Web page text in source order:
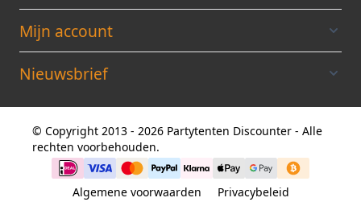
Mijn account
Nieuwsbrief
© Copyright 2013 - 2026 Partytenten Discounter - Alle
rechten voorbehouden.
Algemene voorwaarden Privacybeleid